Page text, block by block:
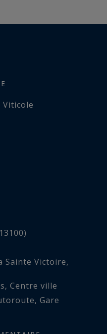
l’art de vivre
sur mesure,
soins bien-être ou
Sainte Victoire,
, Centre ville
, Gare